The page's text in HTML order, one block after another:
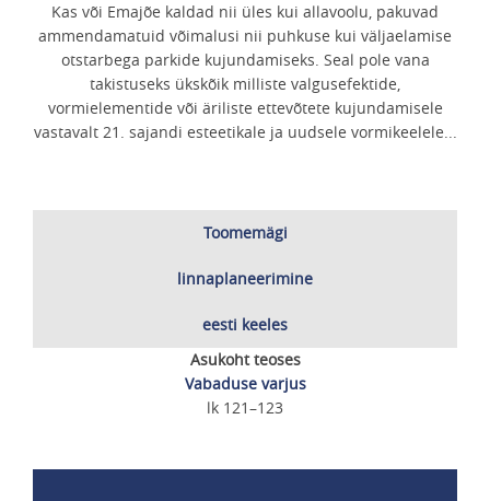
Kas või Emajõe kaldad nii üles kui allavoolu, pakuvad
ammendamatuid võimalusi nii puhkuse kui väljaelamise
otstarbega parkide kujundamiseks. Seal pole vana
takistuseks ükskõik milliste valgusefektide,
vormielementide või äriliste ettevõtete kujundamisele
vastavalt 21. sajandi esteetikale ja uudsele vormikeelele...
Toomemägi
linnaplaneerimine
eesti keeles
Asukoht teoses
Vabaduse varjus
lk 121–123